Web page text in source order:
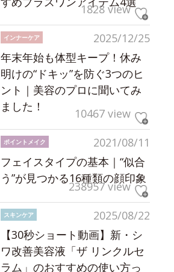
1828 view
2025/12/25
インナーケア
年末年始も体型キープ！休み
明けの“ドキッ”を防ぐ3つのヒ
ント｜美容のプロに聞いてみ
ました！
10467 view
2021/08/11
ポイントメイク
フェイスタイプの基本｜“似合
う”が見つかる16種類の顔印象
238957 view
2025/08/22
スキンケア
【30秒ショート動画】新・シ
ワ改善美容液「ザ リンクルセ
ラム」のおすすめの使い方っ